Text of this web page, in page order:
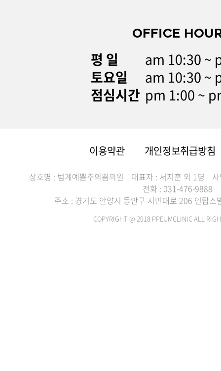
OFFICE
평 일
am 10:30 ~
토요일
am 10:30 ~
점심시간 pm 1:00 ~
이용약관 개인정보취급방침
상호명 : 범계예쁨주의쁨의원 대표자 : 서지훈 외 1명
전화 : 031-476-9888
주소 : 경기도 안양시 동안구 시민대로 206 인탑
COPYRIGHT @ 2018 PPEUMCLINIC ALL